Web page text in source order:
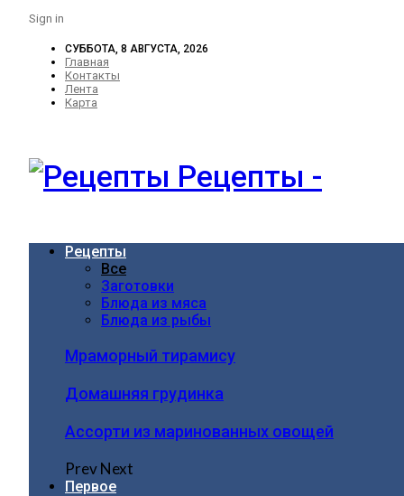
Sign in
СУББОТА, 8 АВГУСТА, 2026
Главная
Контакты
Лента
Карта
Рецепты -
Рецепты
Все
Заготовки
Блюда из мяса
Блюда из рыбы
Мраморный тирамису
Домашняя грудинка
Ассорти из маринованных овощей
PrevNext
Первое